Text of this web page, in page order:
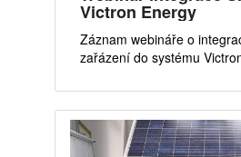
Victron Energy
Záznam webináře o
zařázení do systému